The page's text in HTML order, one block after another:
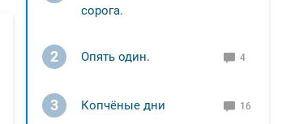
сорога.
2 Опять один. 4
3 Копчёные дни 16